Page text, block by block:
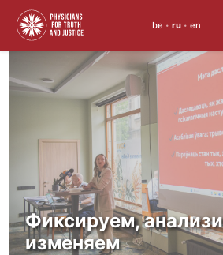
to
content
be • ru • en
Фиксируем,
изменяем